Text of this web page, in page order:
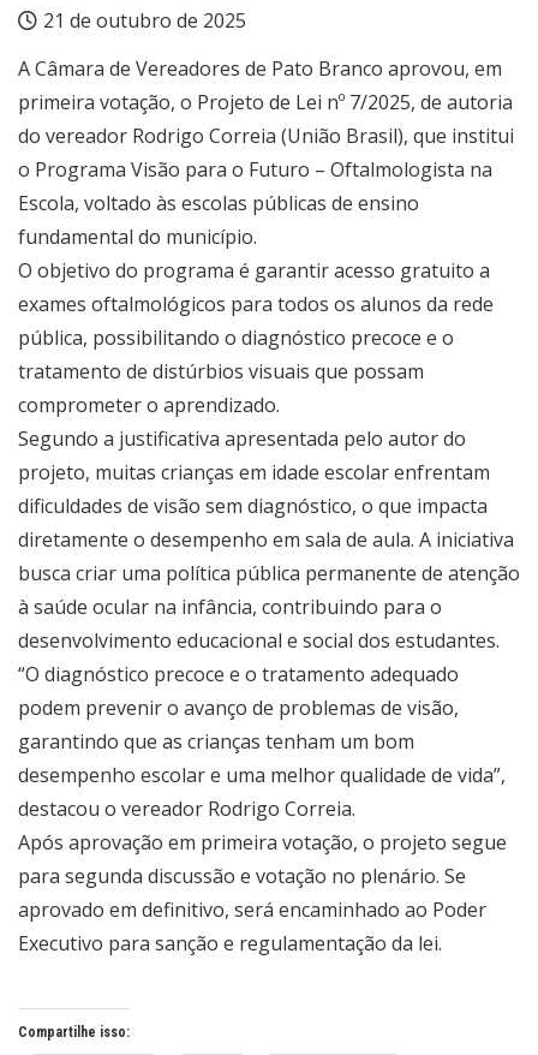
21 de outubro de 2025
A Câmara de Vereadores de Pato Branco aprovou, em
primeira votação, o Projeto de Lei nº 7/2025, de autoria
do vereador Rodrigo Correia (União Brasil), que institui
o Programa Visão para o Futuro – Oftalmologista na
Escola, voltado às escolas públicas de ensino
fundamental do município.
O objetivo do programa é garantir acesso gratuito a
exames oftalmológicos para todos os alunos da rede
pública, possibilitando o diagnóstico precoce e o
tratamento de distúrbios visuais que possam
comprometer o aprendizado.
Segundo a justificativa apresentada pelo autor do
projeto, muitas crianças em idade escolar enfrentam
dificuldades de visão sem diagnóstico, o que impacta
diretamente o desempenho em sala de aula. A iniciativa
busca criar uma política pública permanente de atenção
à saúde ocular na infância, contribuindo para o
desenvolvimento educacional e social dos estudantes.
“O diagnóstico precoce e o tratamento adequado
podem prevenir o avanço de problemas de visão,
garantindo que as crianças tenham um bom
desempenho escolar e uma melhor qualidade de vida”,
destacou o vereador Rodrigo Correia.
Após aprovação em primeira votação, o projeto segue
para segunda discussão e votação no plenário. Se
aprovado em definitivo, será encaminhado ao Poder
Executivo para sanção e regulamentação da lei.
Compartilhe isso: